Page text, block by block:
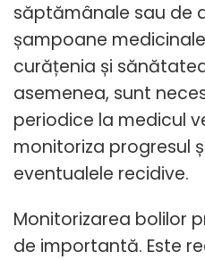
săptămânale sau de
șampoane
curățenia și
asemenea, sunt
periodice la medicul
monitoriza progresul
eventualele recidive.
Monitorizarea bolilor
de importantă. Este